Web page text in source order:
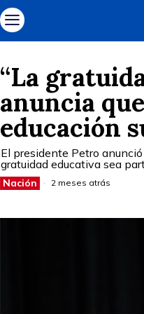
“La
anuncia
educación
El presidente Petro
gratuidad educativa sea
Nación 2 meses atrás